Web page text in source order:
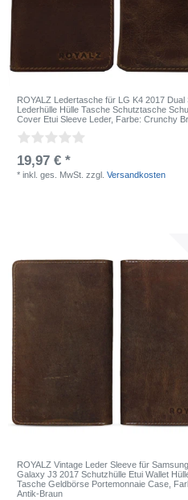
ROYALZ Ledertasche für LG K4 2017 Dual
Lederhülle Hülle Tasche Schutztasche
Cover Etui Sleeve Leder, Farbe: Crunchy
19,97 € *
*inkl. ges. MwSt. zzgl.Versandkosten
ROYALZ Vintage Leder Sleeve für Samsung
Galaxy J3 2017 Schutzhülle Etui Wallet
Tasche Geldbörse Portemonnaie Case ,
Antik-Braun